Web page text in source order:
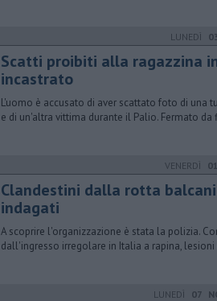
LUNEDÌ
Scatti proibiti alla ragazzina
incastrato
L'uomo è accusato di aver scattato foto di una
e di un'altra vittima durante il Palio. Fermato da
VENERDÌ
Clandestini dalla rotta
indagati
A scoprire l'organizzazione è stata la polizia.
dall'ingresso irregolare in Italia a rapina, lesioni
LUNEDÌ 07